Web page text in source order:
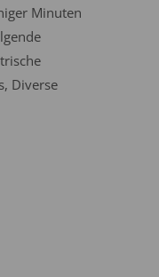
Minuten
Diverse